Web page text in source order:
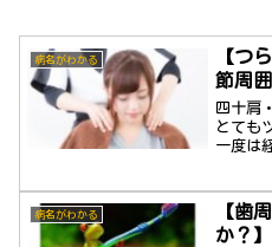
病名がわかる
【つ
節周
四十肩
とても
一度は
病名がわかる
【歯
か？